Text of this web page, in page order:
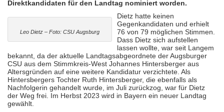
Direktkandidaten für den Landtag nominiert worden.
Leo Dietz – Foto: CSU Augsburg
Dietz hatte keinen
Gegenkandidaten und erhielt
76 von 79 möglichen Stimmen.
Dass Dietz sich aufstellen
lassen wollte, war seit Langem
bekannt, da der aktuelle Landtagsabgeordnete der Augsburger
CSU aus dem Stimmkreis-West Johannes Hintersberger aus
Altersgründen auf eine weitere Kandidatur verzichtete. Als
Hintersbergers Tochter Ruth Hintersberger, die ebenfalls als
Nachfolgerin gehandelt wurde, im Juli zurückzog, war für Dietz
der Weg frei. Im Herbst 2023 wird in Bayern ein neuer Landtag
gewählt.